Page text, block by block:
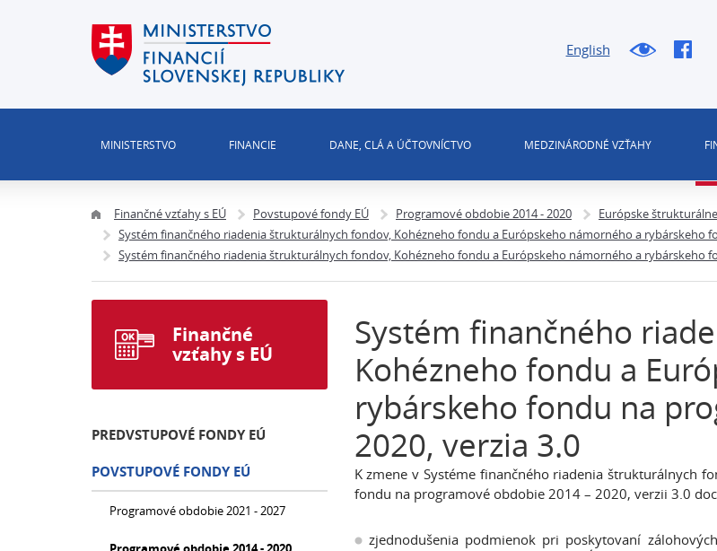
English
MINISTERSTVO FINANCIE DANE, CLÁ A ÚČTOVNÍCTVO MEDZINÁRODNÉ VZŤAHY
Finančné vzťahy s EÚ Povstupové fondy EÚ Programové obdobie 2014 - 2020 Európske
Systém finančného riadenia štrukturálnych fondov, Kohézneho fondu a Európskeho námorného a rybárskeho
Systém finančného riadenia štrukturálnych fondov, Kohézneho fondu a Európskeho námorného a rybárskeho
Systém finančného
Kohézneho fondu a
rybárskeho fondu na
2020, verzia 3.0
K zmene v Systéme finančného riadenia štrukturálnych
fondu na programové obdobie 2014 – 2020, verzii 3.0
zjednodušenia podmienok pri poskytovaní
Finančné
vzťahy s EÚ
PREDVSTUPOVÉ FONDY EÚ
POVSTUPOVÉ FONDY EÚ
Programové obdobie 2021 - 2027